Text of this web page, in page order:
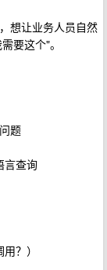
想让业务人员自然
要这个"。
题
言查询
？）